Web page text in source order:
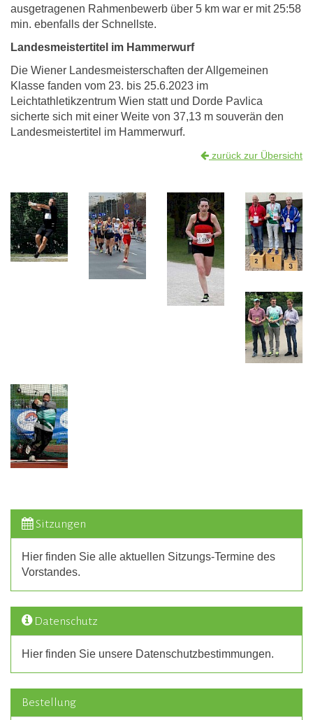
ausgetragenen Rahmenbewerb über 5 km war er mit 25:58
min. ebenfalls der Schnellste.
Landesmeistertitel im Hammerwurf
Die Wiener Landesmeisterschaften der Allgemeinen
Klasse fanden vom 23. bis 25.6.2023 im
Leichtathletikzentrum Wien statt und Dorde Pavlica
sicherte sich mit einer Weite von 37,13 m souverän den
Landesmeistertitel im Hammerwurf.
zurück zur Übersicht
Sitzungen
Hier finden Sie alle aktuellen Sitzungs-Termine des
Vorstandes.
Datenschutz
Hier finden Sie unsere Datenschutzbestimmungen.
Bestellung